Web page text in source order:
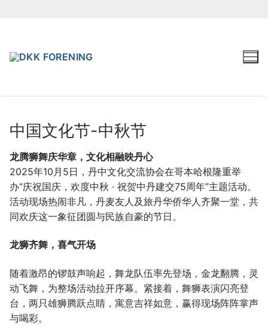
indhold
中国文化节-中秋节
龙腾狮舞庆华章，文化相融映丹心
2025年10月5日，丹中文化交流协会在哥本哈根隆重举
办“庆祝国庆，欢度中秋 · 祝贺中丹建交75周年”主题活动。
活动现场热闹非凡，丹麦友人及旅丹华侨华人齐聚一堂，共
同欢庆这一象征团圆与民族自豪的节日。
龙狮齐舞，喜气开场
随着激昂的锣鼓声响起，舞龙队伍率先登场，金龙翻腾，灵
动飞舞，为整场活动拉开序幕。紧接着，舞狮表演闪亮登
台，两只雄狮腾跃点睛，寓意吉祥如意，赢得现场阵阵掌声
与喝彩。